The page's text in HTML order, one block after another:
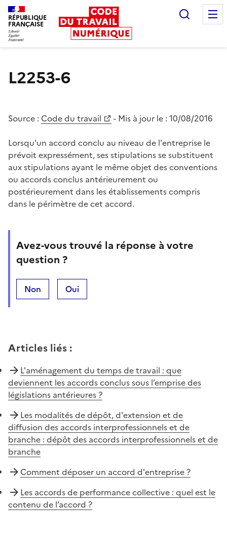
RÉPUBLIQUE
FRANÇAISE
L2253-6
Source : Code du travail - Mis à jour le : 10/08/2016
Lorsqu'un accord conclu au niveau de l'entreprise le
prévoit expressément, ses stipulations se substituent
aux stipulations ayant le même objet des conventions
ou accords conclus antérieurement ou
postérieurement dans les établissements compris
dans le périmètre de cet accord.
Avez-vous trouvé la réponse à votre
question ?
Non Oui
Articles liés :
L'aménagement du temps de travail : que
deviennent les accords conclus sous l’emprise des
législations antérieures ?
Les modalités de dépôt, d'extension et de
diffusion des accords interprofessionnels et de
branche : dépôt des accords interprofessionnels et de
branche
Comment déposer un accord d'entreprise ?
Les accords de performance collective : quel est le
contenu de l’accord ?